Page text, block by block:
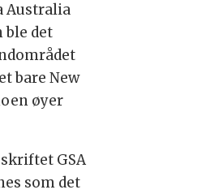
Australia
ble det
bare New
øyer
GSA
som det